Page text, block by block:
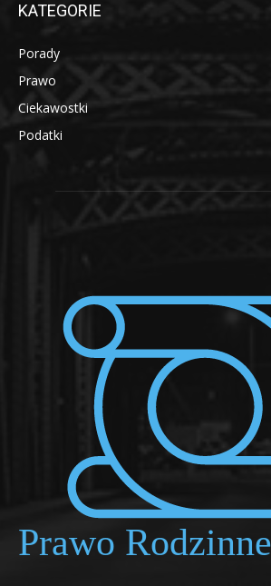
KATEGORIE
Porady
Prawo
Ciekawostki
Podatki